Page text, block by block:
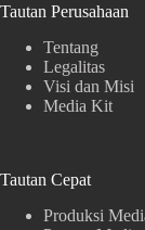
Tautan Perusahaan
Tentang
Legalitas
Visi dan Misi
Media Kit
Tautan Cepat
Produksi